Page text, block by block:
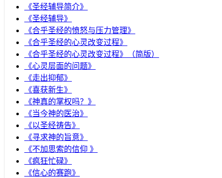
《圣经辅导简介》
《圣经辅导》
​《合乎圣经的愤怒与压力管理》
《合乎圣经的心灵改变过程》
《合乎圣经的心灵改变过程》（简版）
《心灵层面的问题》
《走出抑郁》
《喜获新生》
《神真的掌权吗？》
《当今神的医治》
《以圣经祷告》
《寻求神的旨意》
《不加思索的信仰 》
《疯狂忙碌》
《信心的赛跑》